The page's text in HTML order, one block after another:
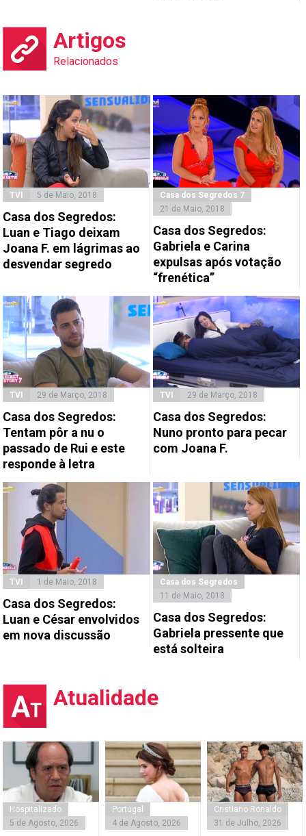
Artigos
Relacionados
TVI 5 de Maio, 2018
Casa dos Segredos:
Luan e Tiago deixam
Joana F. em lágrimas ao
desvendar segredo
Casa dos Segredos 7
21 de Maio, 2018
Casa dos Segredos:
Gabriela e Carina
expulsas após votação
“frenética”
TVI 29 de Março, 2018
Casa dos Segredos:
Tentam pôr a nu o
passado de Rui e este
responde à letra
TVI 29 de Março, 2018
Casa dos Segredos:
Nuno pronto para pecar
com Joana F.
TVI 1 de Maio, 2018
Casa dos Segredos:
Luan e César envolvidos
em nova discussão
Casa dos Segredos
11 de Maio, 2018
Casa dos Segredos:
Gabriela pressente que
está solteira
Atualidade
Hospitalizado
5 de Agosto, 2026
Portugal
4 de Agosto, 2026
Cristiano Ronaldo
31 de Julho, 2026